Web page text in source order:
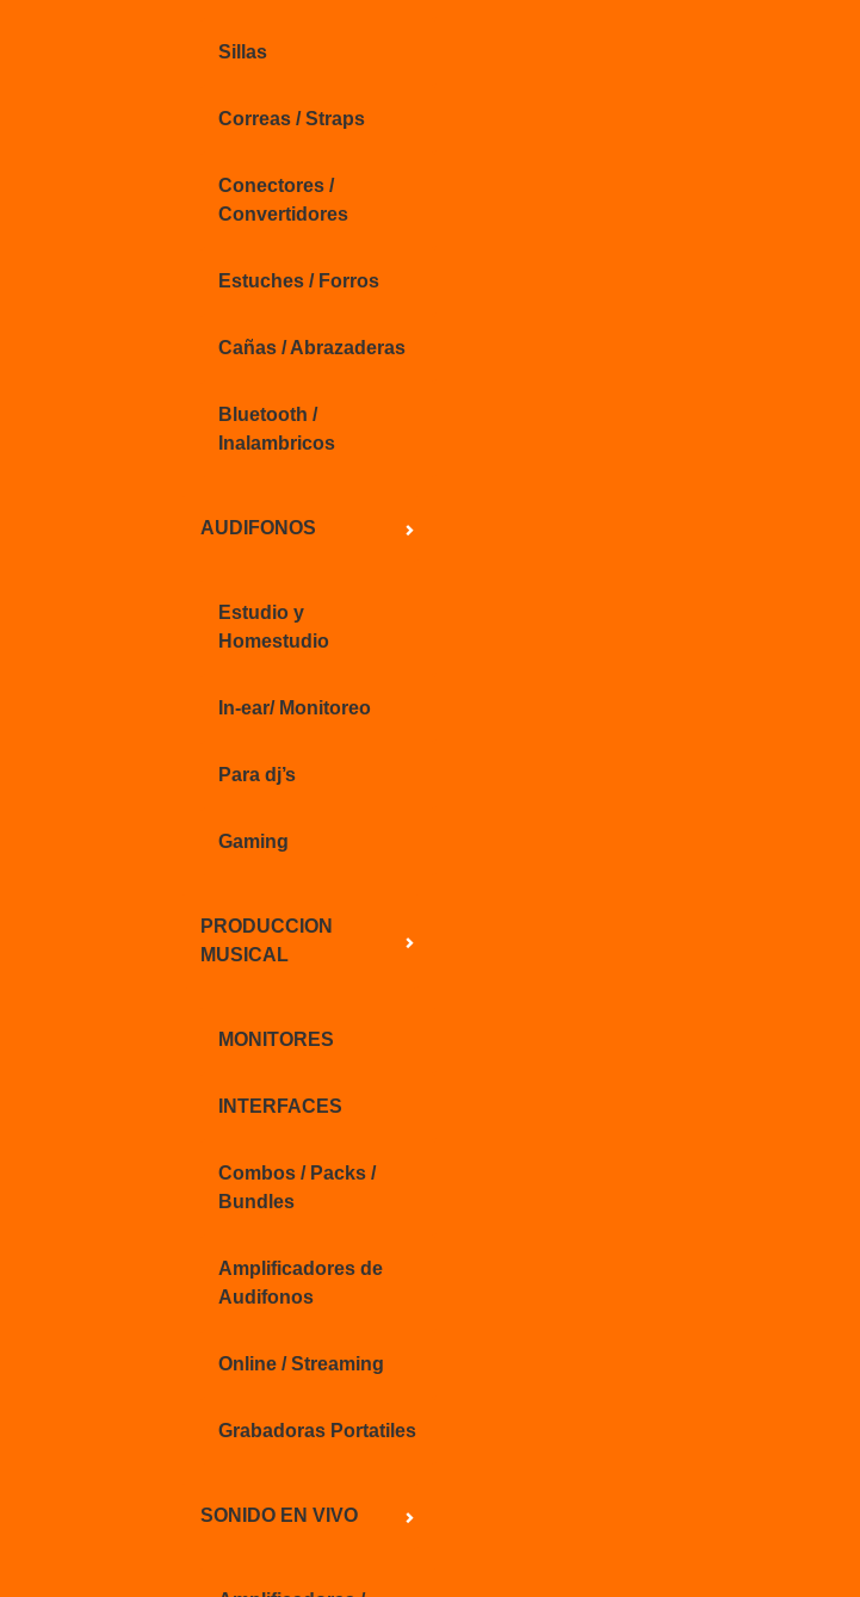
Sillas
Correas / Straps
Conectores /
Convertidores
Estuches / Forros
Cañas / Abrazaderas
Bluetooth /
Inalambricos
AUDIFONOS
Estudio y
Homestudio
In-ear/ Monitoreo
Para dj’s
Gaming
PRODUCCION
MUSICAL
MONITORES
INTERFACES
Combos / Packs /
Bundles
Amplificadores de
Audifonos
Online / Streaming
Grabadoras Portatiles
SONIDO EN VIVO